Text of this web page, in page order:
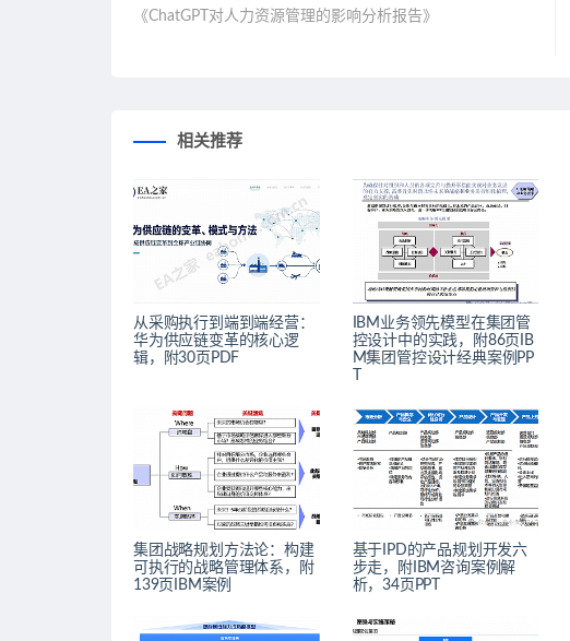
《ChatGPT对人力资源管理的影响分析报告》
相关推荐
从采购执行到端到端经营：
华为供应链变革的核心逻
辑，附30页PDF
IBM业务领先模型在集团管
控设计中的实践，附86页IB
M集团管控设计经典案例PP
集团战略规划方法论：构建
可执行的战略管理体系，附
139页IBM案例
基于IPD的产品规划开发六
步走，附IBM咨询案例解
析，34页PPT